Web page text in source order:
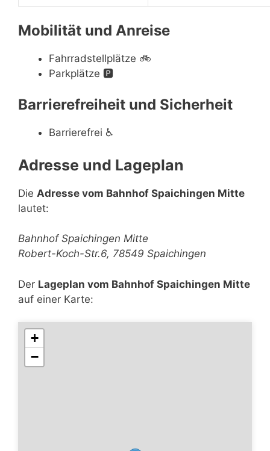
Mobilität und Anreise
Fahrradstellplätze 🚲
Parkplätze 🅿️
Barrierefreiheit und Sicherheit
Barrierefrei ♿
Adresse und Lageplan
Die Adresse vom Bahnhof Spaichingen Mitte
lautet:
Bahnhof Spaichingen Mitte
Robert-Koch-Str.6, 78549 Spaichingen
Der Lageplan vom Bahnhof Spaichingen Mitte
auf einer Karte:
+
−